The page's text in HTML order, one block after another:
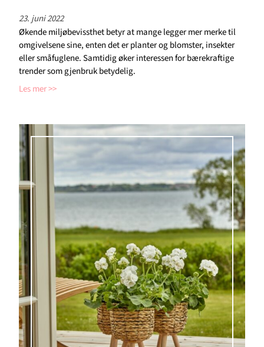
23. juni 2022
Økende miljøbevissthet betyr at mange legger mer merke til
omgivelsene sine, enten det er planter og blomster, insekter
eller småfuglene. Samtidig øker interessen for bærekraftige
trender som gjenbruk betydelig.
Les mer